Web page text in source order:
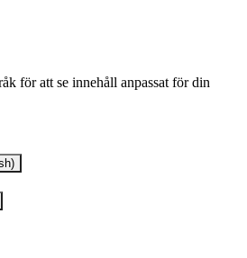
för att se innehåll anpassat för din